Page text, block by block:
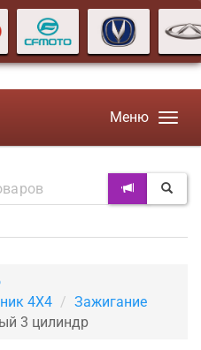
Меню
4X4
Зажигание
3 цилиндр